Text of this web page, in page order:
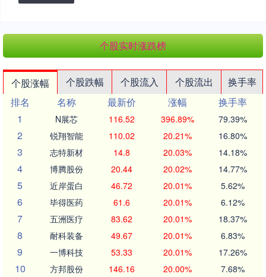
个股实时涨跌榜
个股涨幅 个股跌幅 个股流入 个股流出
换手率
排名
名称 最新价 涨幅
换手率
1
N展芯 116.52 396.89% 79.39%
2 锐翔智能 110.02 20.21% 16.80%
3 志特新材 14.8 20.03% 14.18%
4 博腾股份 20.44 20.02% 14.77%
5 近岸蛋白 46.72 20.01% 5.62%
6 毕得医药 61.6 20.01% 6.12%
7 五洲医疗 83.62 20.01% 18.37%
8 耐科装备 49.67 20.01% 6.83%
9 一博科技 53.33 20.01% 17.26%
10 方邦股份 146.16 20.00% 7.68%